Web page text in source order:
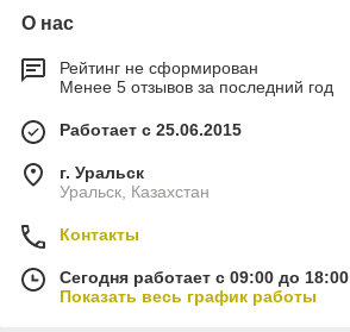
О нас
Рейтинг не сформирован
Менее 5 отзывов за последний год
Работает с 25.06.2015
г. Уральск
Уральск, Казахстан
Контакты
Сегодня работает с 09:00 до 18:00
Показать весь график работы